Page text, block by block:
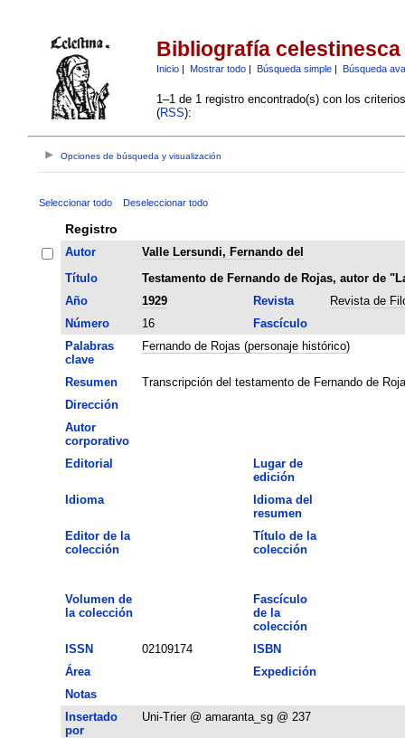
Bibliografía celestinesca
Inicio| Mostrar todo| Búsqueda simple| Búsqueda
1–1 de 1 registro encontrado(s) con los
(RSS):
Opciones de búsqueda y visualización
Seleccionar todo Deseleccionar todo
Registro
Autor
Valle Lersundi, Fernando del
Título
Testamento de Fernando de Rojas, autor de
Año
1929 Revista
Revista de
Número
16
Fascículo
Palabras
clave
Fernando de Rojas (personaje histórico)
Resumen
Transcripción del testamento de Fernando de
Dirección
Autor
corporativo
Editorial
Lugar de
edición
Idioma
Idioma del
resumen
Editor de la
colección
Título de la
colección
Volumen de
la colección
Fascículo
de la
colección
ISSN
02109174
ISBN
Área
Expedición
Notas
Insertado
por
Uni-Trier @ amaranta_sg @ 237